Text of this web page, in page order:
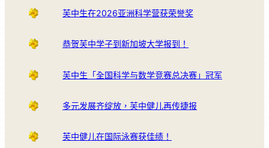
芙中生在2026亚洲科学营获荣誉奖
恭贺芙中学子到新加坡大学报到！
芙中生「全国科学与数学竞赛总决赛」冠军
多元发展齐绽放，芙中健儿再传捷报
芙中健儿在国际泳赛获佳绩！